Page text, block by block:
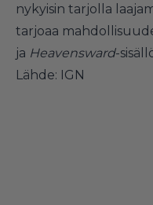
nykyisin tarjolla
tarjoaa
ja Heavensward-
Lähde: IGN